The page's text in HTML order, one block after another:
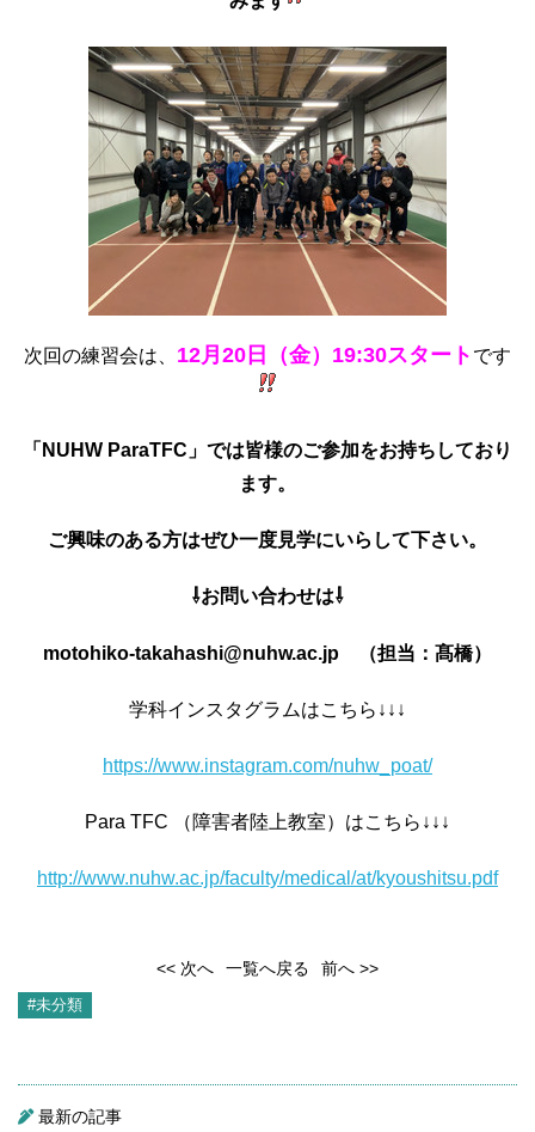
次回の練習会は、 12月20日（金）19:30スタート です
「NUHW ParaTFC」では皆様のご参加をお持ちしており
ます。
ご興味のある方はぜひ一度見学にいらして下さい。
⇩お問い合わせは⇩
motohiko-takahashi@nuhw.ac.jp （担当：髙橋）
学科インスタグラムはこちら↓↓↓
https://www.instagram.com/nuhw _poat/
Para TFC （障害者陸上教室）はこちら↓↓↓
http://www.nuhw.ac.jp/faculty/medical/at/kyoushitsu.pdf
<< 次へ 一覧へ戻る 前へ >>
#未分類
最新の記事